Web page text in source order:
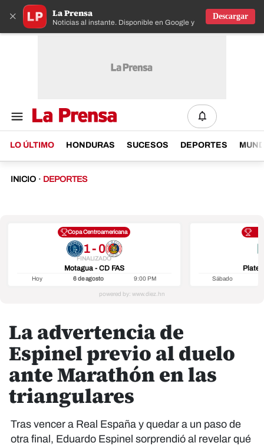
× La Prensa
Noticias al instante. Disponible en Google y IOS
Descargar
LO ÚLTIMO HONDURAS SUCESOS DEPORTES
INICIO · DEPORTES
Copa Centroamericana
1 - 0
FINALIZADO
Motagua - CD FAS
Hoy 6 de agosto 9:00 PM Sábado
La advertencia de
Espinel previo al duelo
ante Marathón en las
triangulares
Tras vencer a Real España y quedar a un paso de
otra final, Eduardo Espinel sorprendió al revelar qué